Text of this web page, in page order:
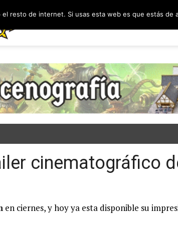
cinematográfico
en ciernes, y hoy ya esta disponible su
resto de internet. Si usas esta web es que estás de